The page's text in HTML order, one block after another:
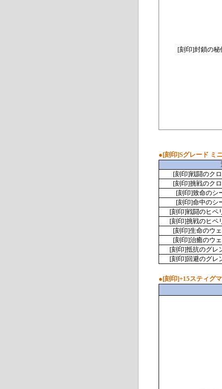
[刻印]封鎖の秘
●[刻印]Sグレード ミ
[刻印]戦闘のク
[刻印]挑戦のク
[刻印]致命のシ
[刻印]命中のシ
[刻印]戦闘のヒペ
[刻印]挑戦のヒペ
[刻印]生命のウ
[刻印]治癒のウ
[刻印]抵抗のグレ
[刻印]回避のグレ
●[刻印]+15スティグ